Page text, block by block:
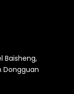
Baisheng,
Dongguan